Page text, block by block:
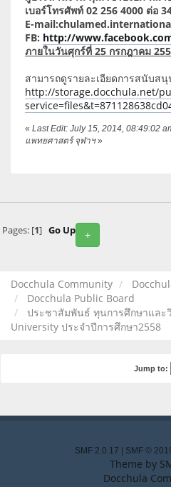
เบอร์โทรศัพท์ 02 256 4000 ต่อ
E-
FB: http://
ภายในวันศุกร์ที่ 25 กรกฎาคม
สามารถดูรายละเอียดการสนับส
http://storage.docchula.net/
« Last Edit: July 15, 2014, 08:49:02
แพทยศาสตร์ จุฬาฯ»
+
Pages: [1] Go Up
Docchula Community
Docchula Public Board
ประชาสัมพันธ์ ทุนการศึกษาและ
University ประจำปีการศึกษา2558
Jump to:
SMF 2.0.17 | SMF ©
Theme by
Docchula